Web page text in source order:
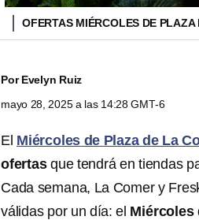
OFERTAS MIÉRCOLES DE
PorEvelyn Ruiz
mayo 28, 2025 a las 14:28 GMT-6
El Miércoles de Plaza de La
ofertas que tendrá en tiendas
Cada semana, La Comer y
válidas por un día: el Miércoles